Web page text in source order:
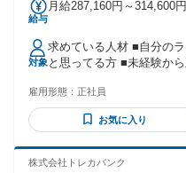
給与
月給287,160円～314,600
で支払われる通勤・皆勤
支払われるその他手当金額：なし ※年齢・職
社規定により決定します。 ※上
連動手当となります。（
より金額が異なります。
給 ■通勤手当（月ごとに支給します） ■単身赴任手当 ■超過勤
務手当 ■職務手当 ■役職手当 ■賞与年
か月 試用・研修期間の条
対象
求めている人材 ■自分の
と思ってる方 ■未経験か
ムワークを大切にして物
大切にしながら働きたい
方 ■安定基盤がある会社
職の方が活躍中！ ┗飲食
雇用形態： 正社員
お気に入り
株式会社トレカバンク